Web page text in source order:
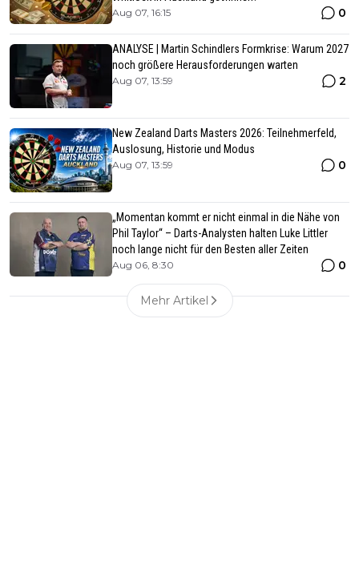
Aug 07, 16:15 0
ANALYSE | Martin Schindlers Formkrise: Warum 2027
noch größere Herausforderungen warten
Aug 07, 13:59 2
New Zealand Darts Masters 2026: Teilnehmerfeld,
Auslosung, Historie und Modus
Aug 07, 13:59 0
„Momentan kommt er nicht einmal in die Nähe von
Phil Taylor“ – Darts-Analysten halten Luke Littler
noch lange nicht für den Besten aller Zeiten
Aug 06, 8:30 0
Mehr Artikel